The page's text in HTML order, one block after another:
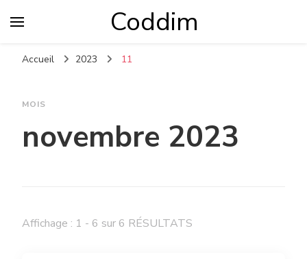
Coddim
Accueil 2023 11
MOIS
novembre 2023
Affichage : 1 - 6 sur 6 RÉSULTATS